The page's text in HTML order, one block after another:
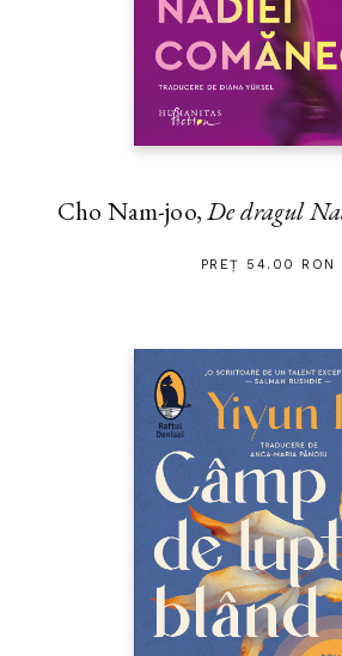
Cho Nam-joo,De dragul
PREȚ 54.00 RON